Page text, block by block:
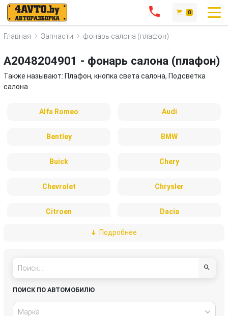
0
Главная Запчасти фонарь салона (плафон)
A2048204901 - фонарь салона (плафон)
Также называют: Плафон, кнопка света салона, Подсветка
салона
Alfa Romeo Audi
Bentley BMW
Buick Chery
Chevrolet Chrysler
Citroen Dacia
Fiat
Freightliner
Подробнее
ПОИСК ПО АВТОМОБИЛЮ
Марка